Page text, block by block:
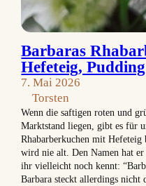
Barbaras
Hefeteig,
7. Mai 2026
Torsten
Wenn die saftigen roten und
Marktstand liegen, gibt es für
Rhabarberkuchen mit
wird nie alt. Den Namen hat
ihr vielleicht noch kennt:
Barbara steckt allerdings